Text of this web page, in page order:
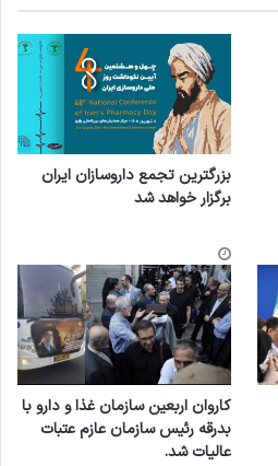
بزرگترین تجمع داروسازان ایران
برگزار خواهد شد
کاروان اربعین سازمان غذا و دارو با
بدرقه رئیس سازمان عازم عتبات
عالیات شد.